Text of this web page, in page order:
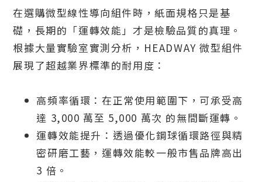
在選購微型線性導向組件時，紙面規格只是基
礎，長期的「運轉效能」才是檢驗品質的真理。
根據大量實驗室實測分析，HEADWAY 微型組件
展現了超越業界標準的耐用度：
高頻率循環：在正常使用範圍下，可承受高
達 3,000 萬至 5,000 萬次 的無間斷運轉。
運轉效能提升：透過優化鋼球循環路徑與精
密研磨工藝，運轉效能較一般市售品牌高出
3 倍。